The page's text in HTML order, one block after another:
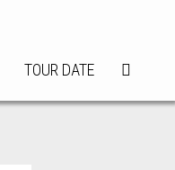
TOUR DATE